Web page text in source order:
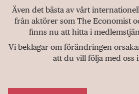
Även det bästa av vårt
från aktörer som The Economist
finns nu att hitta i
Vi beklagar om förändringen
att du vill följa med oss